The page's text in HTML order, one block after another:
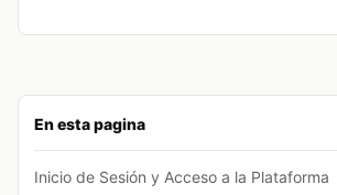
En esta pagina
Inicio de Sesión y Acceso a la Plataforma